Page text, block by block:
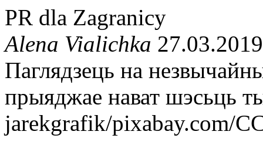
PR dla Zagranicy
Alena Vialichka
Паглядзець на
прыяджае нават шэсьць
jarekgrafik/pixabay.com/